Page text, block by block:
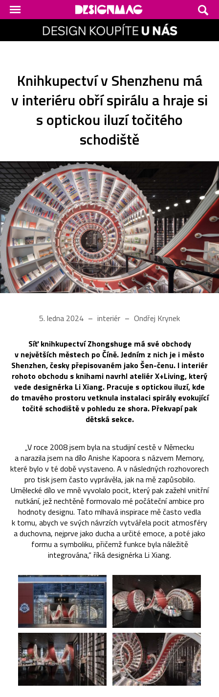
Knihkupectví v Shenzhenu má
v interiéru obří spirálu a hraje si
s optickou iluzí točitého
schodiště
5. ledna 2024 interiér Ondřej Krynek
Síť knihkupectví Zhongshuge má své obchody
v největších městech po Číně. Jedním z nich je i město
Shenzhen, česky přepisovaném jako Šen-čenu. I interiér
rohoto obchodu s knihami navrhl ateliér X+Living, který
vede designérka Li Xiang. Pracuje s optickou iluzí, kde
do tmavého prostoru vetknula instalaci spirály evokující
točité schodiště v pohledu ze shora. Překvapí pak
dětská sekce.
„V roce 2008 jsem byla na studijní cestě v Německu
a narazila jsem na dílo Anishe Kapoora s názvem Memory,
které bylo v té době vystaveno. A v následných rozhovorech
pro tisk jsem často vyprávěla, jak na mě zapůsobilo.
Umělecké dílo ve mně vyvolalo pocit, který pak zažehl vnitřní
nutkání, jež nechtěně formovalo mé počáteční ambice pro
hodnoty designu. Tato mlhavá inspirace mě často vedla
k tomu, abych ve svých návrzích vytvářela pocit atmosféry
a duchovna, nejprve jako ducha a určité emoce, a poté jako
formu a symboliku, přičemž funkce byla náležitě
integrována,“ říká designérka Li Xiang.